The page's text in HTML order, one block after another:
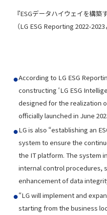
『ESGデータハイウェイを構築
（LG ESG Reporting 2022-2023
According to LG ESG
constructing ‘LG ESG
designed for the realization
officially launched in June
LG is also “establishing an
system to ensure the
the IT platform. The system
internal control procedures,
enhancement of data
“LG will implement and
starting from the business